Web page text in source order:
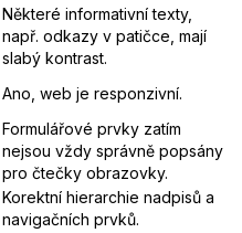
Některé informativní texty,
např. odkazy v patičce, mají
slabý kontrast.
Ano, web je responzivní.
Formulářové prvky zatím
nejsou vždy správně popsány
pro čtečky obrazovky.
Korektní hierarchie nadpisů a
navigačních prvků.